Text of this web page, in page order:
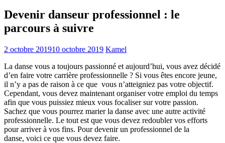
Devenir danseur professionnel : le
parcours à suivre
2 octobre 201910 octobre 2019 Kamel
La danse vous a toujours passionné et aujourd’hui, vous avez décidé
d’en faire votre carrière professionnelle ? Si vous êtes encore jeune,
il n’y a pas de raison à ce que vous n’atteigniez pas votre objectif.
Cependant, vous devez maintenant organiser votre emploi du temps
afin que vous puissiez mieux vous focaliser sur votre passion.
Sachez que vous pourrez marier la danse avec une autre activité
professionnelle. Le tout est que vous devez redoubler vos efforts
pour arriver à vos fins. Pour devenir un professionnel de la
danse, voici ce que vous devez faire.